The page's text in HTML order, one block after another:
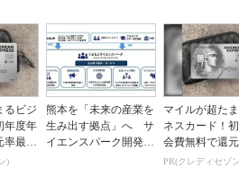
るビジ
年度年
率最大
)
熊本を「未来の産業を
生み出す拠点」へ サ
イエンスパーク開発進
マイルが超た
ネスカード！
会費無料で還
1.125%
PR(クレディセゾ